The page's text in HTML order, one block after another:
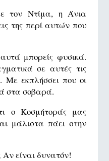
τον Ντίμα, η Άνια
της περί αυτών που
μπορείς φυσικά.
σε αυτές τις
Με εκπλήσσει που οι
στα σοβαρά.
ο Κοσμήτοράς μας
μάλιστα πάει στην
Αν είναι δυνατόν!